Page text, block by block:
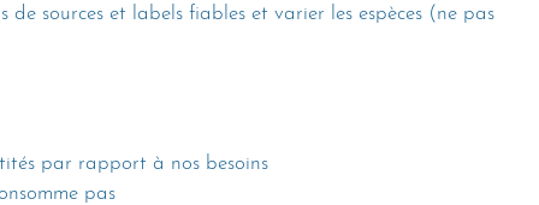
sources et labels fiables et varier les espèces (ne pas
par rapport à nos besoins
pas